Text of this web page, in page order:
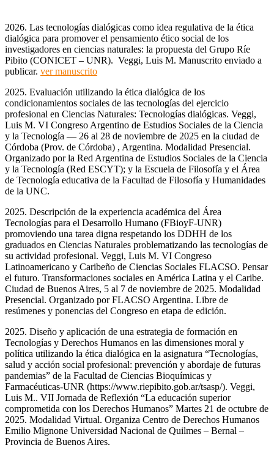
2026. Las tecnologías dialógicas como idea regulativa de la ética
dialógica para promover el pensamiento ético social de los
investigadores en ciencias naturales: la propuesta del Grupo Ríe
Pibito (CONICET – UNR). Veggi, Luis M. Manuscrito enviado a
publicar. ver manuscrito
2025. Evaluación utilizando la ética dialógica de los
condicionamientos sociales de las tecnologías del ejercicio
profesional en Ciencias Naturales: Tecnologías dialógicas. Veggi,
Luis M. VI Congreso Argentino de Estudios Sociales de la Ciencia
y la Tecnología — 26 al 28 de noviembre de 2025 en la ciudad de
Córdoba (Prov. de Córdoba) , Argentina. Modalidad Presencial.
Organizado por la Red Argentina de Estudios Sociales de la Ciencia
y la Tecnología (Red ESCYT); y la Escuela de Filosofía y el Área
de Tecnología educativa de la Facultad de Filosofía y Humanidades
de la UNC.
2025. Descripción de la experiencia académica del Área
Tecnologías para el Desarrollo Humano (FBioyF-UNR)
promoviendo una tarea digna respetando los DDHH de los
graduados en Ciencias Naturales problematizando las tecnologías de
su actividad profesional. Veggi, Luis M. VI Congreso
Latinoamericano y Caribeño de Ciencias Sociales FLACSO. Pensar
el futuro. Transformaciones sociales en América Latina y el Caribe.
Ciudad de Buenos Aires, 5 al 7 de noviembre de 2025. Modalidad
Presencial. Organizado por FLACSO Argentina. Libre de
resúmenes y ponencias del Congreso en etapa de edición.
2025. Diseño y aplicación de una estrategia de formación en
Tecnologías y Derechos Humanos en las dimensiones moral y
política utilizando la ética dialógica en la asignatura “Tecnologías,
salud y acción social profesional: prevención y abordaje de futuras
pandemias” de la Facultad de Ciencias Bioquímicas y
Farmacéuticas-UNR (https://www.riepibito.gob.ar/tsasp/). Veggi,
Luis M.. VII Jornada de Reflexión “La educación superior
comprometida con los Derechos Humanos” Martes 21 de octubre de
2025. Modalidad Virtual. Organiza Centro de Derechos Humanos
Emilio Mignone Universidad Nacional de Quilmes – Bernal –
Provincia de Buenos Aires.